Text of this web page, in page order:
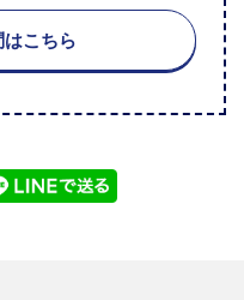
はこちら